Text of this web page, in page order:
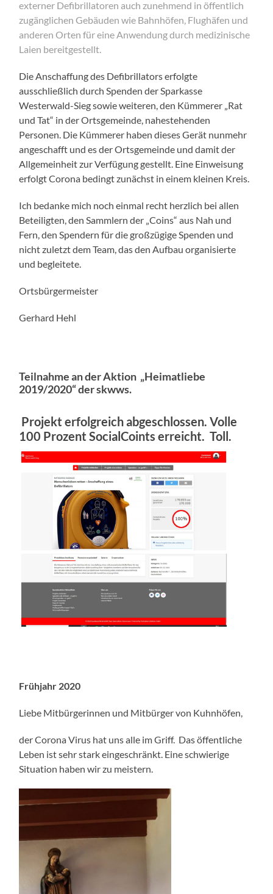
externer Defibrillatoren auch zunehmend in öffentlich
zugänglichen Gebäuden wie Bahnhöfen, Flughäfen und
anderen Orten für eine Anwendung durch medizinische
Laien bereitgestellt.
Die Anschaffung des Defibrillators erfolgte
ausschließlich durch Spenden der Sparkasse
Westerwald-Sieg sowie weiteren, den Kümmerer „Rat
und Tat“ in der Ortsgemeinde, nahestehenden
Personen. Die Kümmerer haben dieses Gerät nunmehr
angeschafft und es der Ortsgemeinde und damit der
Allgemeinheit zur Verfügung gestellt. Eine Einweisung
erfolgt Corona bedingt zunächst in einem kleinen Kreis.
Ich bedanke mich noch einmal recht herzlich bei allen
Beteiligten, den Sammlern der „Coins“ aus Nah und
Fern, den Spendern für die großzügige Spenden und
nicht zuletzt dem Team, das den Aufbau organisierte
und begleitete.
Ortsbürgermeister
Gerhard Hehl
Teilnahme an der Aktion „Heimatliebe
2019/2020“ der skwws.
Projekt erfolgreich abgeschlossen. Volle
100 Prozent SocialCoints erreicht. Toll.
Frühjahr 2020
Liebe Mitbürgerinnen und Mitbürger von Kuhnhöfen,
der Corona Virus hat uns alle im Griff. Das öffentliche
Leben ist sehr stark eingeschränkt. Eine schwierige
Situation haben wir zu meistern.